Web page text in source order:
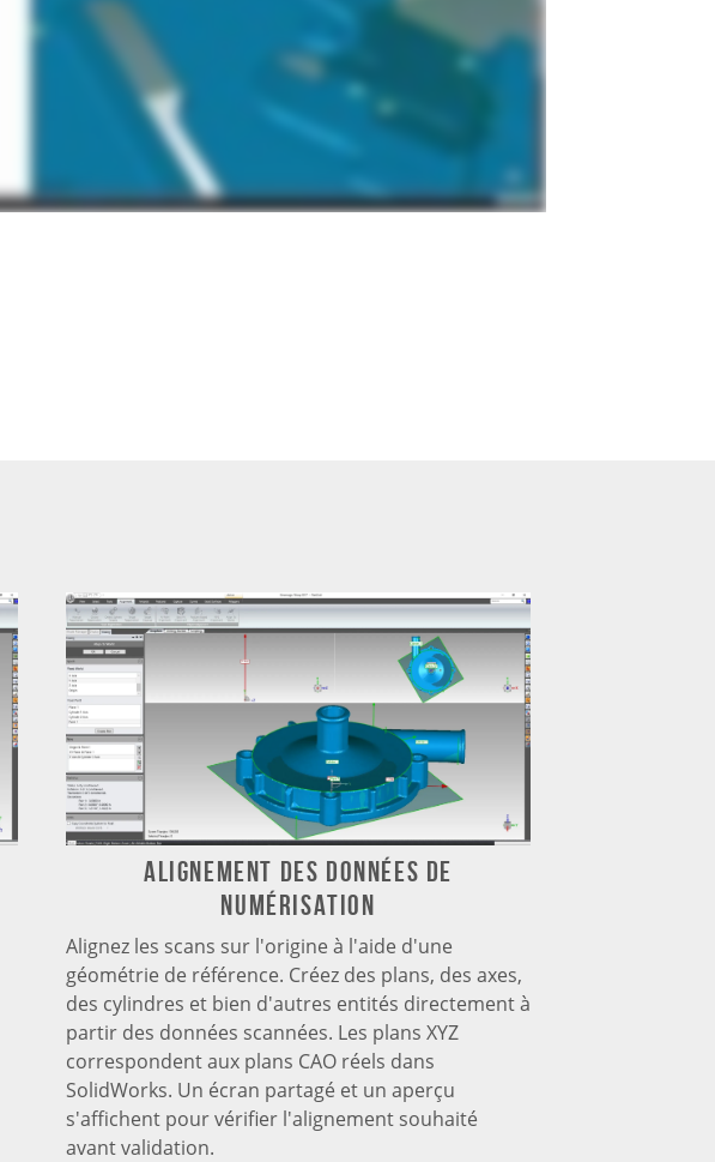
Alignement des données de
numérisation
Alignez les scans sur l'origine à l'aide d'une
géométrie de référence. Créez des plans, des axes,
des cylindres et bien d'autres entités directement à
partir des données scannées. Les plans XYZ
correspondent aux plans CAO réels dans
SolidWorks. Un écran partagé et un aperçu
s'affichent pour vérifier l'alignement souhaité
avant validation.